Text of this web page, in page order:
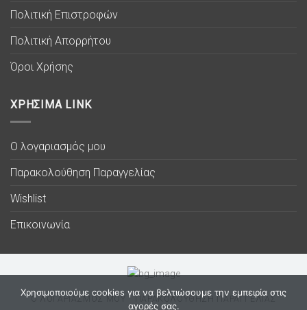
Πολιτική Επιστροφών
Πολιτική Απορρήτου
Όροι Χρήσης
ΧΡΗΣΙΜΑ LINK
Ο λογαριασμός μου
Παρακολούθηση Παραγγελίας
Wishlist
Επικοινωνία
Ο ΛΟΓΑΡΙΑΣΜΟΣ ΜΟΥ ΠΑΡΑΚΟΛΟΥΘΗΣΗ ΠΑΡΑΓΓΕΛΙΑΣ
Χρησιμοποιούμε cookies για να βελτιώσουμε την εμπειρία στις
αγορές σας.